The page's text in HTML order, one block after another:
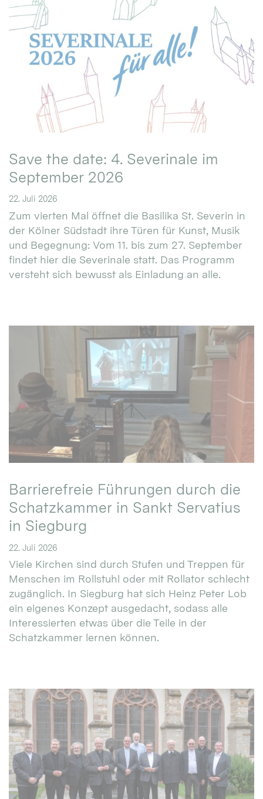
Save the date: 4. Severinale im
September 2026
22. Juli 2026
Zum vierten Mal öffnet die Basilika St. Severin in
der Kölner Südstadt ihre Türen für Kunst, Musik
und Begegnung: Vom 11. bis zum 27. September
findet hier die Severinale statt. Das Programm
versteht sich bewusst als Einladung an alle.
Barrierefreie Führungen durch die
Schatzkammer in Sankt Servatius
in Siegburg
22. Juli 2026
Viele Kirchen sind durch Stufen und Treppen für
Menschen im Rollstuhl oder mit Rollator schlecht
zugänglich. In Siegburg hat sich Heinz Peter Lob
ein eigenes Konzept ausgedacht, sodass alle
Interessierten etwas über die Teile in der
Schatzkammer lernen können.